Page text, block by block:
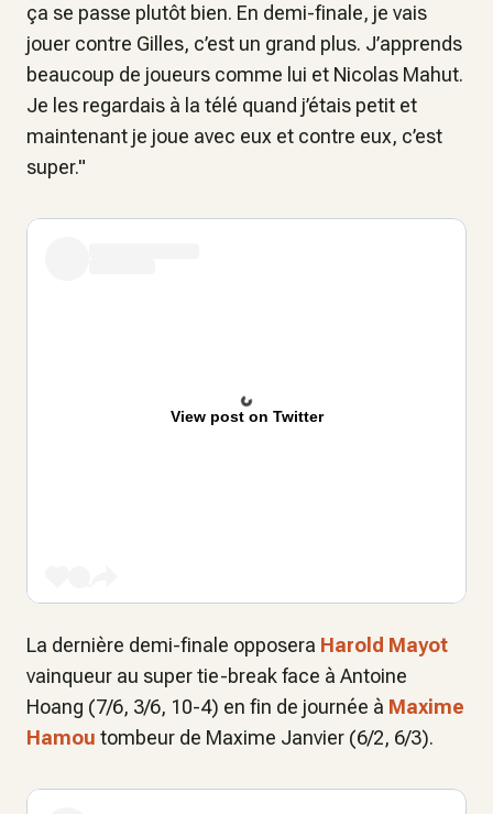
ça se passe plutôt bien. En demi-finale, je vais
jouer contre Gilles, c’est un grand plus. J’apprends
beaucoup de joueurs comme lui et Nicolas Mahut.
Je les regardais à la télé quand j’étais petit et
maintenant je joue avec eux et contre eux, c’est
super."
View post on Twitter
La dernière demi-finale opposera Harold Mayot
vainqueur au super tie-break face à Antoine
Hoang (7/6, 3/6, 10-4) en fin de journée à Maxime
Hamou tombeur de Maxime Janvier (6/2, 6/3).